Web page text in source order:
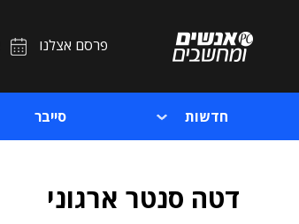
פרסם אצלנו
חדשות סייבר
דטה סנטר ארגוני